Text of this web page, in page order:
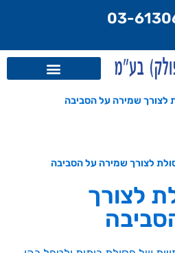
03-
לצורך שמירה על הסביבה
לצורך שמירה על הסביבה
לצורך